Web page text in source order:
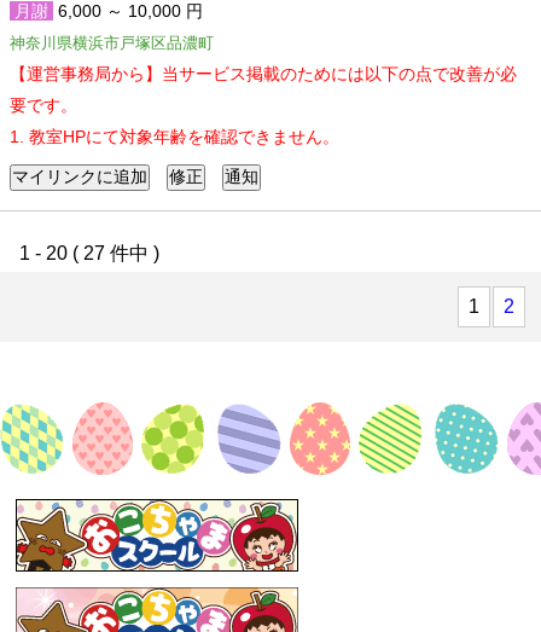
月謝 6,000 ～ 10,000 円
神奈川県横浜市戸塚区品濃町
【運営事務局から】当サービス掲載のためには以下の点で改善が必
要です。
1. 教室HPにて対象年齢を確認できません。
1 - 20 ( 27 件中 )
1 2